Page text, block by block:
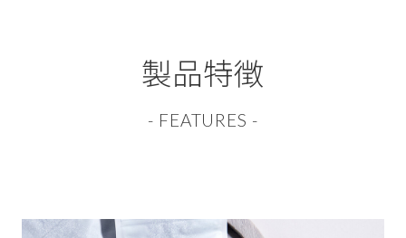
製品特徴
- FEATURES -